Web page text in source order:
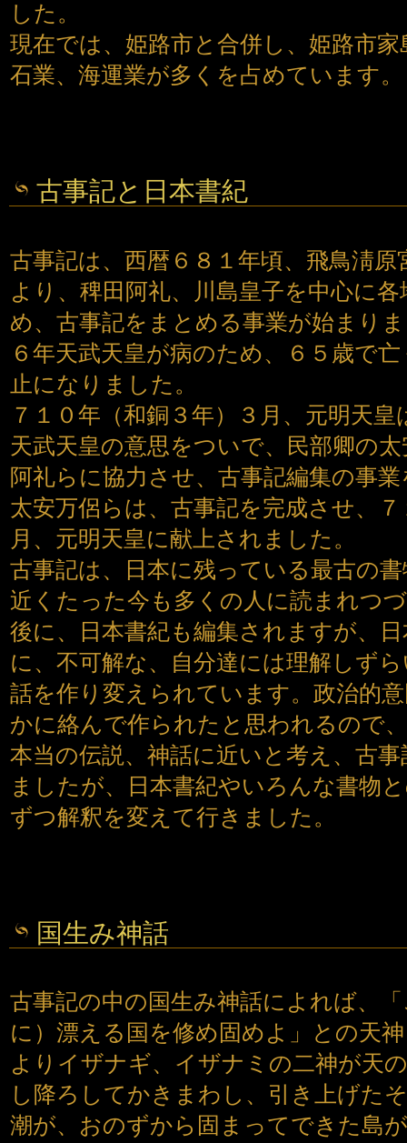
した。
現在では、姫路市と合併し、姫路市
石業、海運業が多くを占めています。
古事記と日本書紀
古事記は、西暦６８１年頃、飛鳥淸
より、稗田阿礼、川島皇子を中心に
め、古事記をまとめる事業が始まり
６年天武天皇が病のため、６５歳で
止になりました。
７１０年（和銅３年）３月、元明天
天武天皇の意思をついで、民部卿の
阿礼らに協力させ、古事記編集の事
太安万侶らは、古事記を完成させ、
月、元明天皇に献上されました。
古事記は、日本に残っている最古の
近くたった今も多くの人に読まれつ
後に、日本書紀も編集されますが、
に、不可解な、自分達には理解しず
話を作り変えられています。政治的
かに絡んで作られたと思われるので
本当の伝説、神話に近いと考え、古
ましたが、日本書紀やいろんな書物
ずつ解釈を変えて行きました。
国生み神話
古事記の中の国生み神話によれば、
に）漂える国を修め固めよ」との天
よりイザナギ、イザナミの二神が天
し降ろしてかきまわし、引き上げた
潮が、おのずから固まってできた島